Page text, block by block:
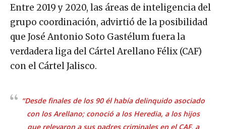
Entre 2019 y 2020, las áreas de inteligencia del
grupo coordinación, advirtió de la posibilidad
que José Antonio Soto Gastélum fuera la
verdadera liga del Cártel Arellano Félix (CAF)
con el Cártel Jalisco.
“Desde finales de los 90 él había delinquido asociado
con los Arellano; conoció a los Heredia, a los hijos
que relevaron a sus padres criminales en el CAF, a